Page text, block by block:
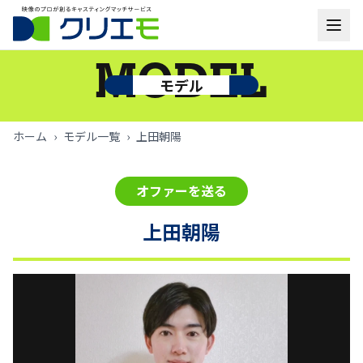
モデル一覧
よくあるご質問
モデル
MODEL
ホーム › モデル一覧 › 上田朝陽
上田朝陽
オファーを送る